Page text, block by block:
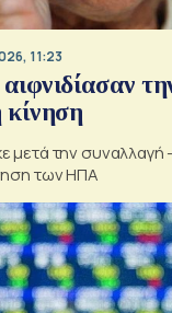
11:23
την συναλλαγή
των ΗΠΑ